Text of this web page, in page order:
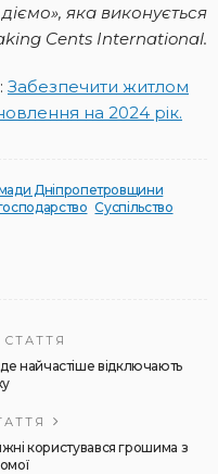
яка виконується
Cents International.
Забезпечити житлом
на 2024 рік.
Дніпропетровщини
Суспільство
найчастіше відключають
користувався грошима з